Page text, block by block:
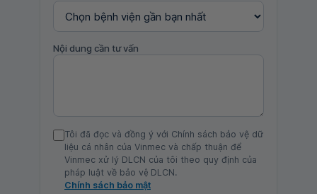
Nội dung cần tư vấn
Tôi đã đọc và đồng ý với Chính sách bảo vệ dữ
liệu cá nhân của Vinmec và chấp thuận để
Vinmec xử lý DLCN của tôi theo quy định của
pháp luật về bảo vệ DLCN.
Chính sách bảo mật